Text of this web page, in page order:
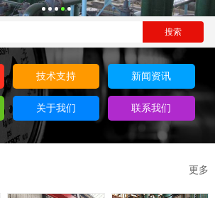
技术支持 新闻资讯
关于我们 联系我们
更多